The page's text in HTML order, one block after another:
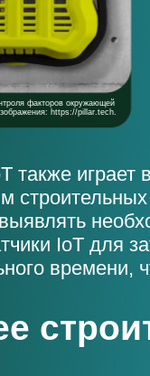
также
IoT для
времени,
факторов окружающей
https://pillar.tech.